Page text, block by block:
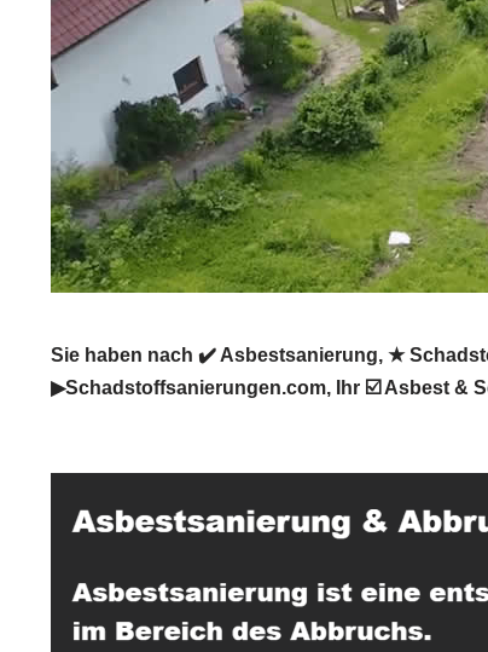
Sie haben nach ✔️ Asbestsanierung, ★
▶︎Schadstoffsanierungen.com, Ihr ☑️ Asbest &